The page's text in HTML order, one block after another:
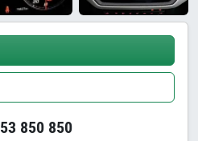
850 850